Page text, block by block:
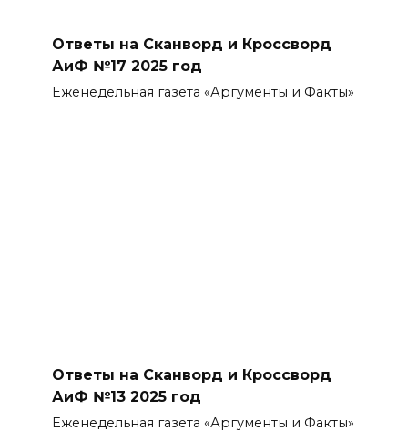
Ответы на Сканворд и Кроссворд
АиФ №17 2025 год
Еженедельная газета «Аргументы и Факты»
Ответы на Сканворд и Кроссворд
АиФ №13 2025 год
Еженедельная газета «Аргументы и Факты»